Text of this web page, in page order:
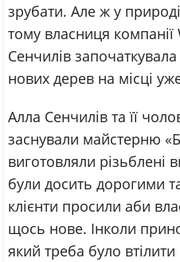
зрубати. Але ж у
тому власниця
Сенчилів
нових дерев на місці
Алла Сенчилів та її
заснували майстерню
виготовляли різьблені
були досить дорогими
клієнти просили аби
щось нове. Інколи
який треба було